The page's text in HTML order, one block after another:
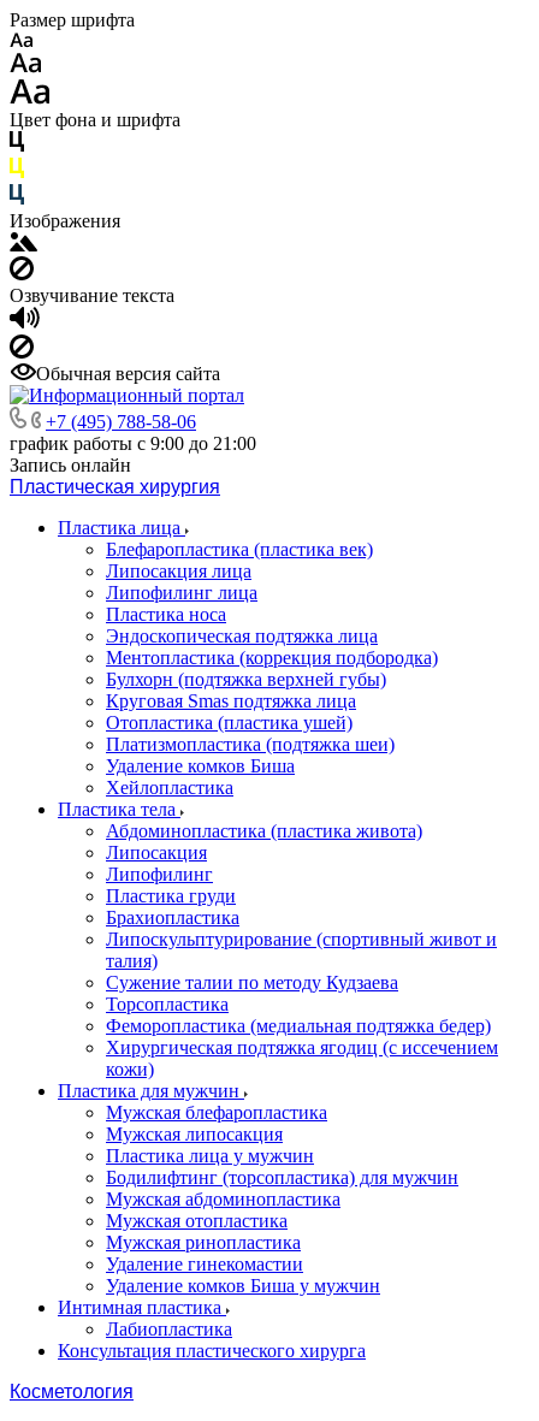
Размер шрифта
Цвет фона и шрифта
Изображения
Озвучивание текста
Обычная версия сайта
+7 (495) 788-58-06
график работы с 9:00 до 21:00
Запись онлайн
Пластическая хирургия
Пластика лица
Блефаропластика (пластика век)
Липосакция лица
Липофилинг лица
Пластика носа
Эндоскопическая подтяжка лица
Ментопластика (коррекция подбородка)
Булхорн (подтяжка верхней губы)
Круговая Smas подтяжка лица
Отопластика (пластика ушей)
Платизмопластика (подтяжка шеи)
Удаление комков Биша
Хейлопластика
Пластика тела
Абдоминопластика (пластика живота)
Липосакция
Липофилинг
Пластика груди
Брахиопластика
Липоскульптурирование (спортивный живот и
талия)
Сужение талии по методу Кудзаева
Торсопластика
Феморопластика (медиальная подтяжка бедер)
Хирургическая подтяжка ягодиц (с иссечением
кожи)
Пластика для мужчин
Мужская блефаропластика
Мужская липосакция
Пластика лица у мужчин
Бодилифтинг (торсопластика) для мужчин
Мужская абдоминопластика
Мужская отопластика
Мужская ринопластика
Удаление гинекомастии
Удаление комков Биша у мужчин
Интимная пластика
Лабиопластика
Консультация пластического хирурга
Косметология